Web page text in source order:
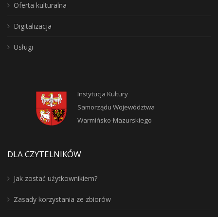
Oferta kulturalna
Digitalizacja
Usługi
Instytucja Kultury
Samorządu Województwa
Warmińsko-Mazurskiego
DLA CZYTELNIKÓW
Jak zostać użytkownikiem?
Zasady korzystania ze zbiorów